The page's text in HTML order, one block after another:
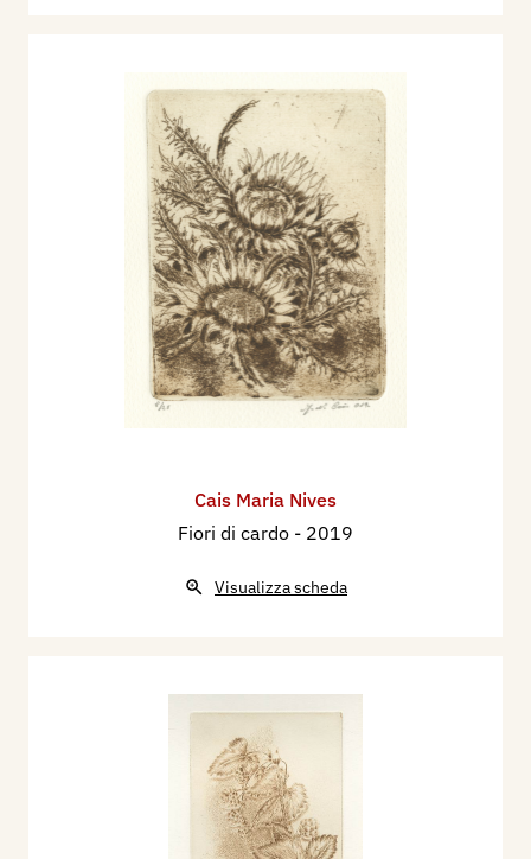
Cais Maria Nives
Fiori di cardo - 2019
Visualizza scheda